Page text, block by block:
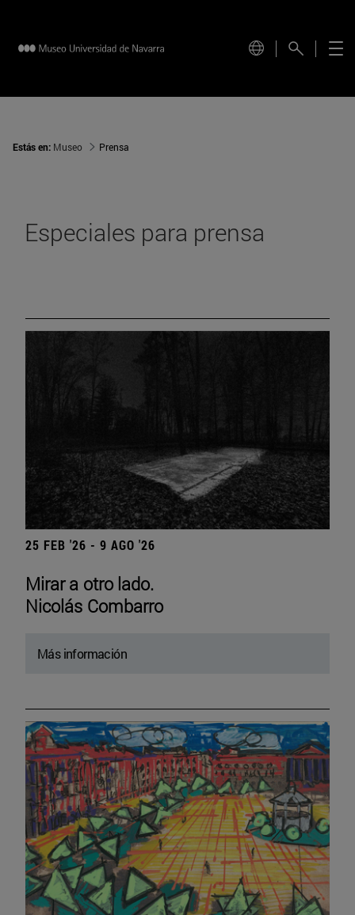
Estás en: Museo Prensa
Especiales para prensa
25 FEB '26 - 9 AGO '26
Mirar a otro lado.
Nicolás Combarro
Más información